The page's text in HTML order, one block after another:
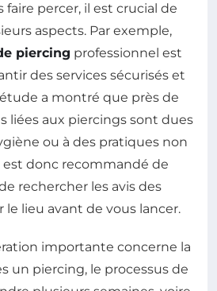
faire percer, il est crucial de
aspects. Par exemple,
piercing professionnel est
des services sécurisés et
a montré que près de
liées aux piercings sont dues
ou à des pratiques non
est donc recommandé de
rechercher les avis des
lieu avant de vous lancer.
importante concerne la
un piercing, le processus de